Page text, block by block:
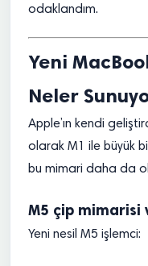
odaklandım.
Yeni
Neler
Apple’ın kendi
olarak M1 ile büyük
bu mimari daha da
M5 çip mimarisi
Yeni nesil M5 işlemci: